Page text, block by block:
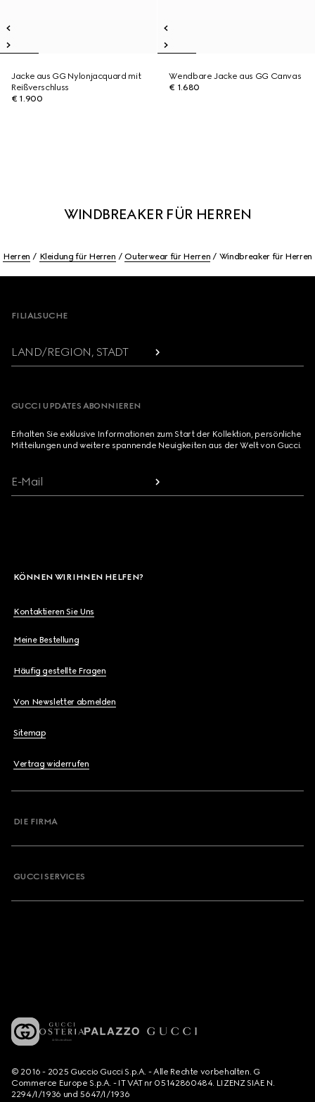
Jacke aus GG Nylonjacquard mit
Reißverschluss
€ 1.900
Wendbare Jacke aus GG Canvas
€ 1.680
WINDBREAKER FÜR HERREN
Herren Kleidung für Herren Outerwear für Herren Windbreaker für Herren
FILIALSUCHE
LAND/REGION, STADT
GUCCI UPDATES ABONNIEREN
Erhalten Sie exklusive Informationen zum Start der Kollektion, persönliche
Mitteilungen und weitere spannende Neuigkeiten aus der Welt von Gucci.
E-Mail
KÖNNEN WIR IHNEN HELFEN?
Kontaktieren Sie Uns
Meine Bestellung
Häufig gestellte Fragen
Von Newsletter abmelden
Sitemap
Vertrag widerrufen
DIE FIRMA
GUCCI SERVICES
© 2016 - 2025 Guccio Gucci S.p.A. - Alle Rechte vorbehalten. G
Commerce Europe S.p.A. - IT VAT nr 05142860484. LIZENZ SIAE N.
2294/I/1936 und 5647/I/1936